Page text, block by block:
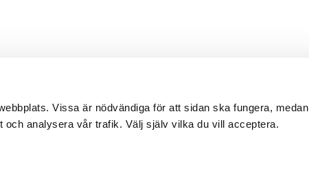
Vissa är nödvändiga för att sidan ska fungera, medan
och analysera vår trafik. Välj själv vilka du vill acceptera.